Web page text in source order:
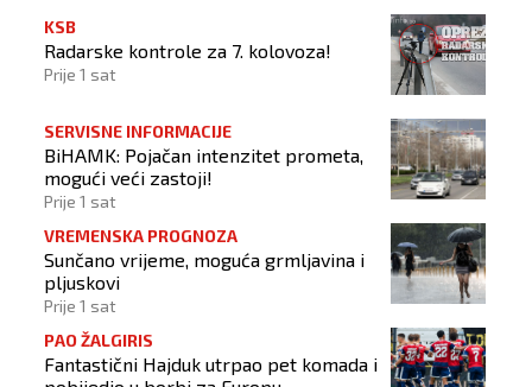
KSB
Radarske kontrole za 7. kolovoza!
Prije 1 sat
SERVISNE INFORMACIJE
BiHAMK: Pojačan intenzitet prometa,
mogući veći zastoji!
Prije 1 sat
VREMENSKA PROGNOZA
Sunčano vrijeme, moguća grmljavina i
pljuskovi
Prije 1 sat
PAO ŽALGIRIS
Fantastični Hajduk utrpao pet komada i